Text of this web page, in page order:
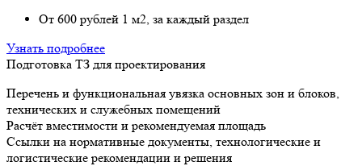
От 600 рублей 1 м2, за каждый раздел
Узнать подробнее
Подготовка ТЗ для проектирования
Перечень и функциональная увязка основных зон и блоков,
технических и служебных помещений
Расчёт вместимости и рекомендуемая площадь
Ссылки на нормативные документы, технологические и
логистические рекомендации и решения